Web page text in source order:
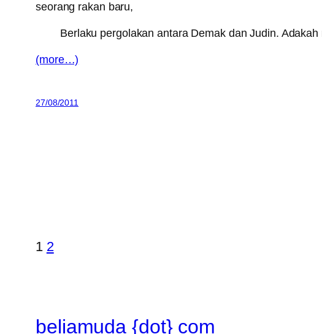
seorang rakan baru,
Berlaku pergolakan antara Demak dan Judin.
(more…)
27/08/2011
1 2
beliamuda {dot} com